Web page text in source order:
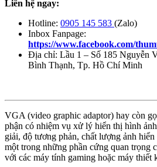
Liên hệ ngay:
Hotline: 0905 145 583 (Zalo)
Inbox Fanpage:
https://www.facebook.com/
Địa chỉ: Lầu 1 – Số 185 Nguyễn
Bình Thạnh, Tp. Hồ Chí Minh
VGA (video graphic adaptor) hay còn
phận có nhiệm vụ xử lý hiển thị hình
giải, độ tương phản, chất lượng ảnh
một trong những phần cứng quan trọng
với các máy tính gaming hoặc máy thiết